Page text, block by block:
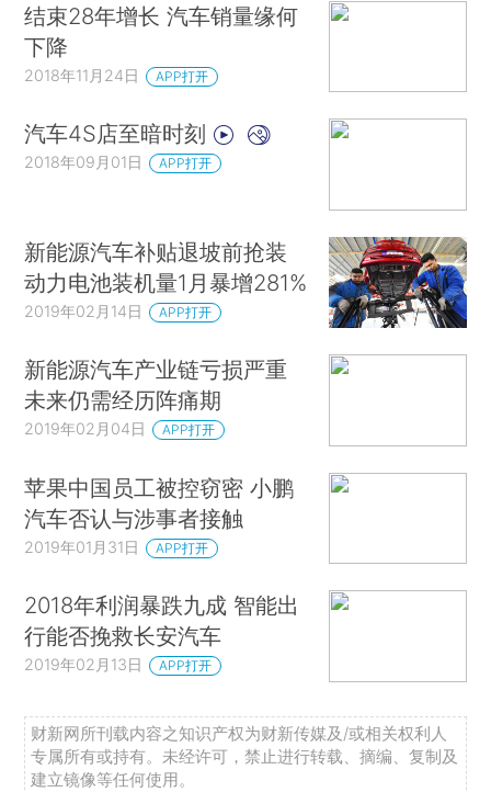
结束28年增长 汽车销量缘何
下降
2018年11月24日 APP打开
汽车4S店至暗时刻
2018年09月01日 APP打开
新能源汽车补贴退坡前抢装
动力电池装机量1月暴增281%
2019年02月14日 APP打开
新能源汽车产业链亏损严重
未来仍需经历阵痛期
2019年02月04日 APP打开
苹果中国员工被控窃密 小鹏
汽车否认与涉事者接触
2019年01月31日 APP打开
2018年利润暴跌九成 智能出
行能否挽救长安汽车
2019年02月13日 APP打开
财新网所刊载内容之知识产权为财新传媒及/或相关权利人
专属所有或持有。未经许可，禁止进行转载、摘编、复制及
建立镜像等任何使用。